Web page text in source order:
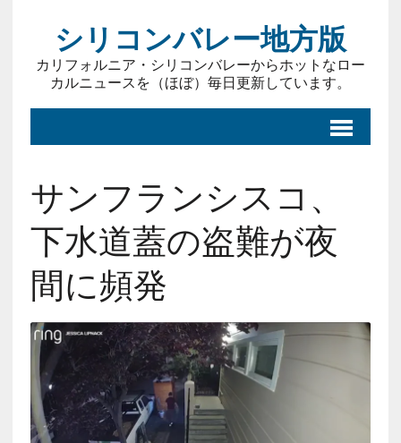
シリコンバレー地方版
カリフォルニア・シリコンバレーからホットなロー
カルニュースを（ほぼ）毎日更新しています。
サンフランシスコ、
下水道蓋の盗難が夜
間に頻発